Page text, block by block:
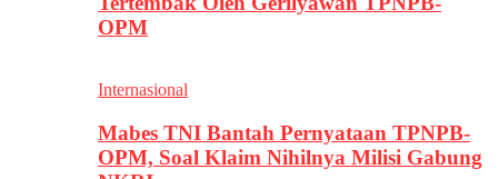
OPM
Internasional
Mabes TNI Bantah Pernyataan TPNPB-
OPM, Soal Klaim Nihilnya Milisi Gabung